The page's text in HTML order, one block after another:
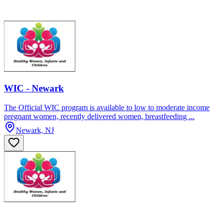
WIC - Newark
The Official WIC program is available to low to moderate income
pregnant women, recently delivered women, breastfeeding ...
Newark, NJ